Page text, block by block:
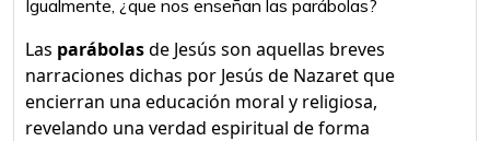
Igualmente, ¿que nos enseñan las parábolas?
Las parábolasde Jesús son aquellas breves
narraciones dichas por Jesús de Nazaret que
encierran una educación moral y religiosa,
revelando una verdad espiritual de forma